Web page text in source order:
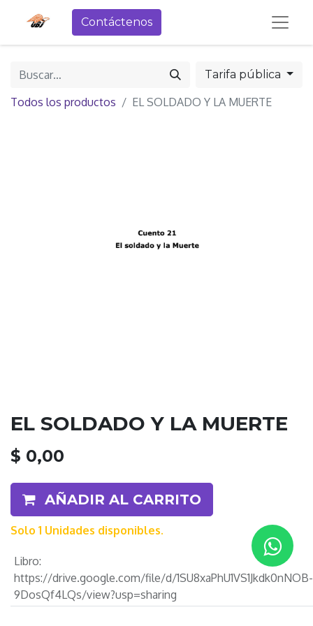
Contáctenos
Tarifa pública
Todos los productos EL SOLDADO Y LA MUERTE
EL SOLDADO Y LA MUERTE
$ 0,00
AÑADIR AL CARRITO
Solo 1 Unidades disponibles.
Libro:
https://drive.google.com/file/d/1SU8xaPhU1VS1Jkdk0nNOB-
9DosQf4LQs/view?usp=sharing